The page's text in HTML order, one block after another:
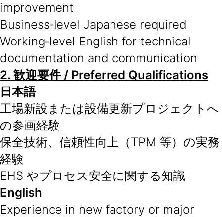
improvement
Business‑level Japanese required
Working‑level English for technical
documentation and communication
2. 歓迎要件/ Preferred Qualifications
日本語
工場新設または設備更新プロジェクトへ
の参画経験
保全技術、信頼性向上（TPM 等）の実務
経験
EHS やプロセス安全に関する知識
English
Experience in new factory or major